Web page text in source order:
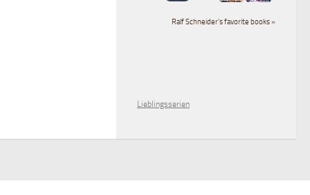
Ralf Schneider's favorite books »
Lieblingsserien